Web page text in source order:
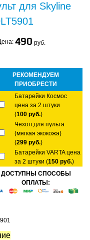
для Skyline
490 руб.
РЕКОМЕНДУЕМ
ПРИОБРЕСТИ
Батарейки Космос
цена за 2 штуки
(100 руб.)
Чехол для пульта
(мягкая экокожа)
(299 руб.)
Батарейки VARTA цена
за 2 штуки (150 руб.)
ДОСТУПНЫ СПОСОБЫ
ОПЛАТЫ: